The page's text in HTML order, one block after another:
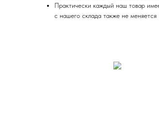
Практически каждый наш товар
с нашего склада также не меняется